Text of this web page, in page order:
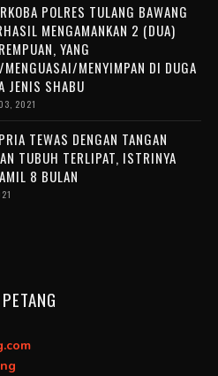
POLRES TULANG BAWANG
MENGAMANKAN 2 (DUA)
YANG
MENGUASAI/MENYIMPAN DI DUGA
JENIS SHABU
03, 2021
TEWAS DENGAN TANGAN
TUBUH TERLIPAT, ISTRINYA
8 BULAN